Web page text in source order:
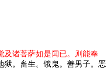
及诸菩萨如是闻已。则能奉
狱。畜生。饿鬼。善男子。恶